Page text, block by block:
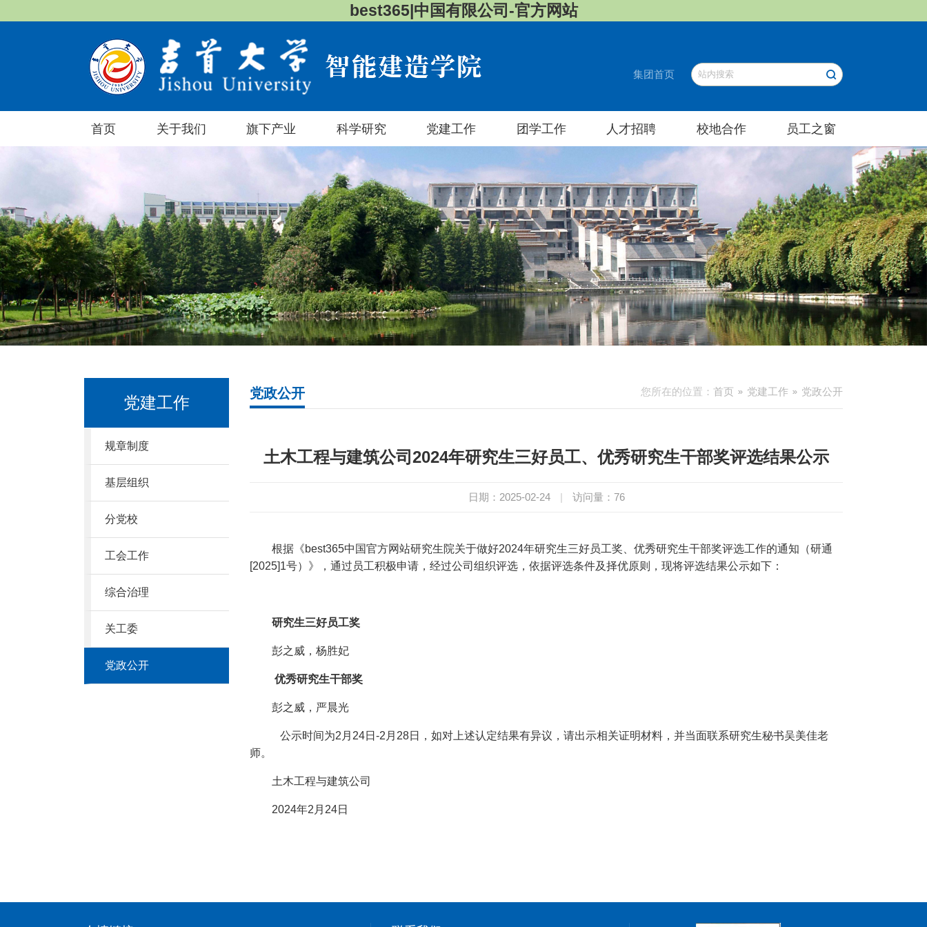
best365|中国有限公司-官方网站
集团首页
首页 关于我们 旗下产业 科学研究 党建工作 团学工作 人才招聘 校地合作 员工之窗
党建工作
规章制度
基层组织
分党校
工会工作
综合治理
关工委
党政公开
您所在的位置： 首页 党建工作 党政公开
党政公开
土木工程与建筑公司2024年研究生三好员工、优秀研究生干部奖评选结果公示
日期：2025-02-24 | 访问量： 76
根据《best365中国官方网站研究生院关于做好2024年研究生三好员工奖、优秀研究生干部奖评选工作的通知（研通
[2025]1号）》，通过员工积极申请，经过公司组织评选，依据评选条件及择优原则，现将评选结果公示如下：
研究生三好员工奖
彭之威，杨胜妃
优秀研究生干部奖
彭之威，严晨光
公示时间为2 月 24日 -2 月 28日，如对上述认定结果有异议，请出示相关证明材料，并当面联系研究生秘书吴美佳老
师。
土木工程与建筑公司
2024年2 月 24日